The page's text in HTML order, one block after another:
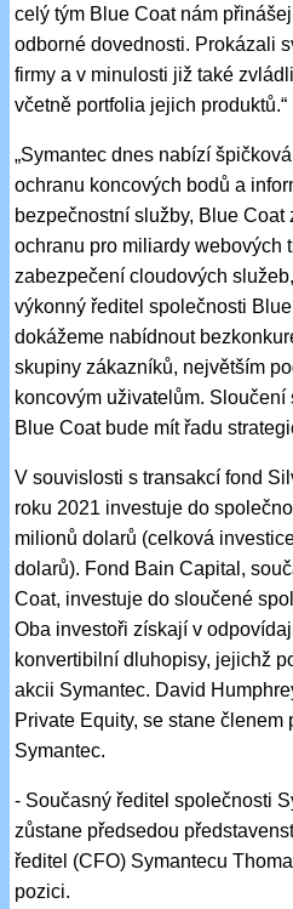
celý tým Blue Coat nám
odborné dovednosti. Prokázali
firmy a v minulosti již také
včetně portfolia jejich produktů.“
„Symantec dnes nabízí
ochranu koncových bodů a
bezpečnostní služby, Blue
ochranu pro miliardy webových
zabezpečení cloudových
výkonný ředitel společnosti
dokážeme nabídnout
skupiny zákazníků, největším
koncovým uživatelům.
Blue Coat bude mít řadu
V souvislosti s transakcí fond
roku 2021 investuje do
milionů dolarů (celková
dolarů). Fond Bain Capital,
Coat, investuje do sloučené
Oba investoři získají v
konvertibilní dluhopisy, jejichž
akcii Symantec. David
Private Equity, se stane
Symantec.
- Současný ředitel společnosti
zůstane předsedou
ředitel (CFO) Symantecu
pozici.